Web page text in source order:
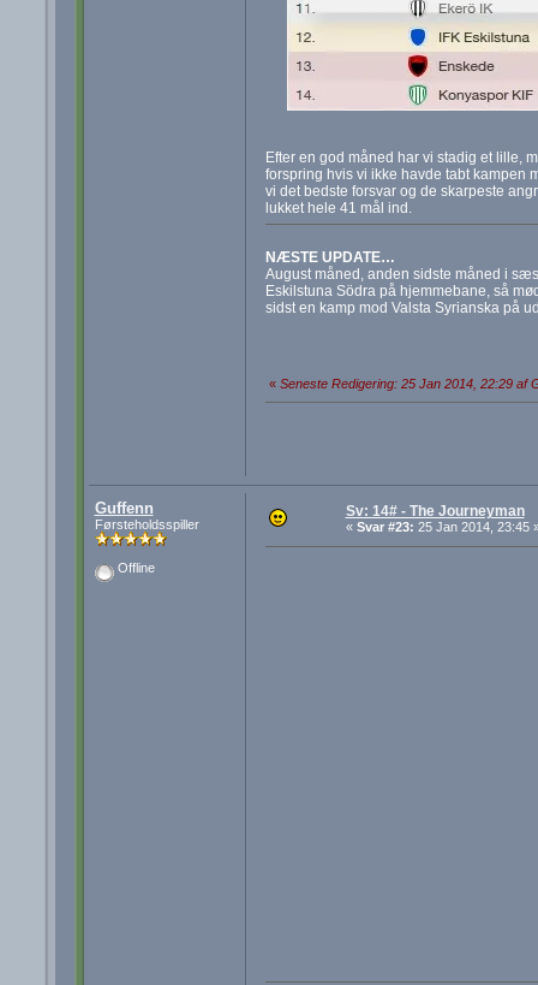
Efter en god måned har vi stadig et lille,
forspring hvis vi ikke havde tabt kampen
vi det bedste forsvar og de skarpeste
lukket hele 41 mål ind.
NÆSTE UPDATE…
August måned, anden sidste måned i
Eskilstuna Södra på hjemmebane, så
sidst en kamp mod Valsta Syrianska på
« Seneste Redigering: 25 Jan 2014, 22:29 af
Guffenn
Førsteholdsspiller
Offline
Sv: 14# - The Journeyman
« Svar #23: 25 Jan 2014, 23:45